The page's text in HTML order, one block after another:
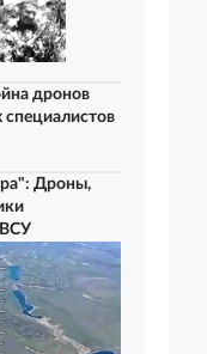
дронов
специалистов
Дроны,